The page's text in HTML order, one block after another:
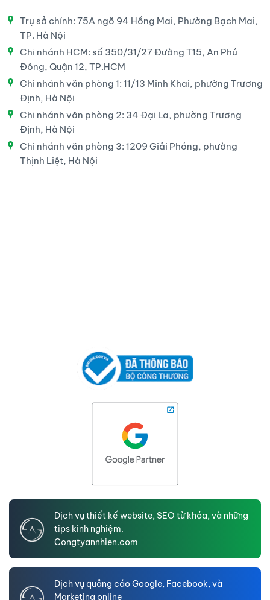
Trụ sở chính: 75A ngõ 94 Hồng Mai, Phường Bạch Mai,
TP. Hà Nội
Chi nhánh HCM: số 350/31/27 Đường T15, An Phú
Đông, Quận 12, TP.HCM
Chi nhánh văn phòng 1: 11/13 Minh Khai, phường Trương
Định, Hà Nội
Chi nhánh văn phòng 2: 34 Đại La, phường Trương
Định, Hà Nội
Chi nhánh văn phòng 3: 1209 Giải Phóng, phường
Thịnh Liệt, Hà Nội
Dịch vụ thiết kế website, SEO từ khóa, và những
tips kinh nghiệm.
Congtyannhien.com
Dịch vụ quảng cáo Google, Facebook, và
Marketing online